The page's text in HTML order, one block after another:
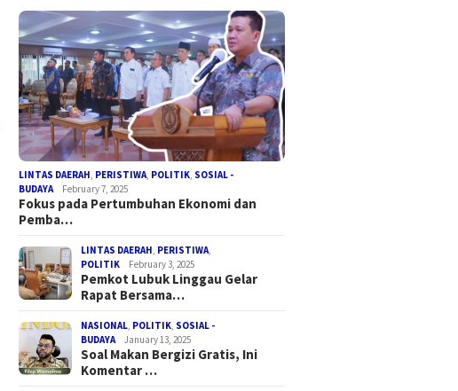
LINTAS DAERAH, PERISTIWA, POLITIK, SOSIAL -
BUDAYA
February 7, 2025
Fokus pada Pertumbuhan Ekonomi dan
Pemba…
LINTAS DAERAH, PERISTIWA,
POLITIK
February 3, 2025
Pemkot Lubuk Linggau Gelar
Rapat Bersama…
NASIONAL, POLITIK, SOSIAL -
BUDAYA
January 13, 2025
Soal Makan Bergizi Gratis, Ini
Komentar …